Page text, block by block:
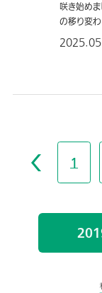
咲き始め
の移り変
1